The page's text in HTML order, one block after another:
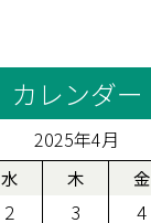
カレンダー
2025年4月
水 木 金
2 3 4